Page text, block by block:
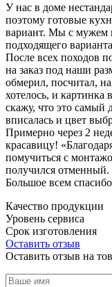
У нас в доме
поэтому готовые
вариант. Мы с мужем
подходящего
После всех походов
на заказ под наши
обмерил, посчитал,
хотелось, и картинка
скажу, что это самый
вписалась и цвет
Примерно через 2
красавицу!
помучиться с
получился отменный.
Большое всем
Качество продукции
Уровень сервиса
Срок изготовления
Оставить отзыв
Оставить отзыв на